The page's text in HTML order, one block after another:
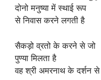
दोनो मनुष्या में स्थाई रूप
से निवास करने लगती है
सैकड़ो व्रतो के करने से जो
पुण्या मिलता है
वह श्री अमरनाथ के दर्शन से